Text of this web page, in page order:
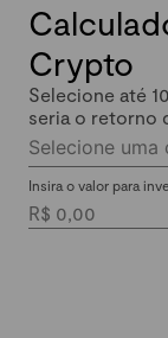
Crypto
Selecione até
seria o retorno
Selecione
Insira o valor para